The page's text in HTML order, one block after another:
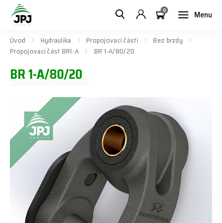
Menu
0
Úvod Hydraulika Propojovací části
Bez brzdy
Propojovací část BR1-A
BR 1-A/80/20
BR 1-A/80/20